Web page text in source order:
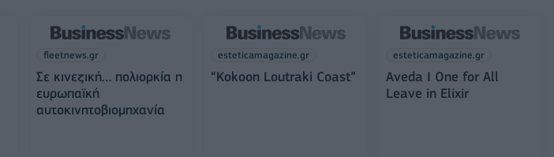
fleetnews.gr
Σε κινεζική… πολιορκία η
ευρωπαϊκή
αυτοκινητοβιομηχανία
esteticamagazine.gr
“Kokoon Loutraki Coast”
esteticamagazine.gr
Aveda I One for All
Leave in Elixir